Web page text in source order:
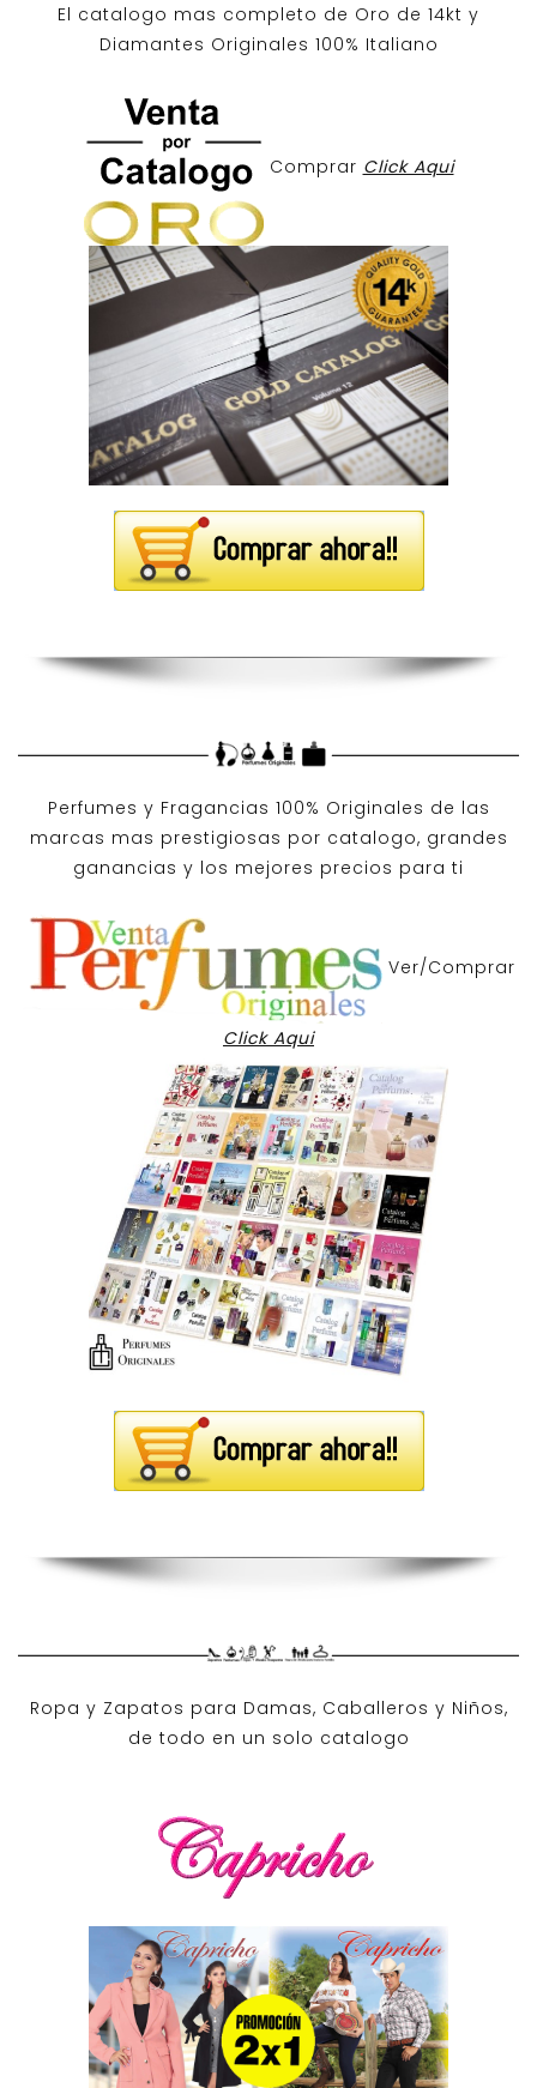
El catalogo mas completo de Oro de 14kt y
Diamantes Originales 100% Italiano
Comprar Click Aqui
Perfumes y Fragancias 100% Originales de las
marcas mas prestigiosas por catalogo, grandes
ganancias y los mejores precios para ti
Ver/Comprar
Click Aqui
Ropa y Zapatos para Damas, Caballeros y Niños,
de todo en un solo catalogo